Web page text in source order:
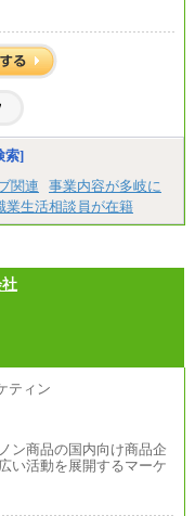
索]
関連
事業内容が多岐に
業生活相談員が在籍
ン商品の国内向け商品企
い活動を展開するマーケ